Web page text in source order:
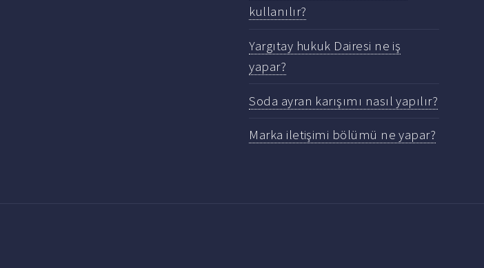
kullanılır?
Yargıtay hukuk Dairesi ne iş
yapar?
Soda ayran karışımı nasıl yapılır?
Marka iletişimi bölümü ne yapar?